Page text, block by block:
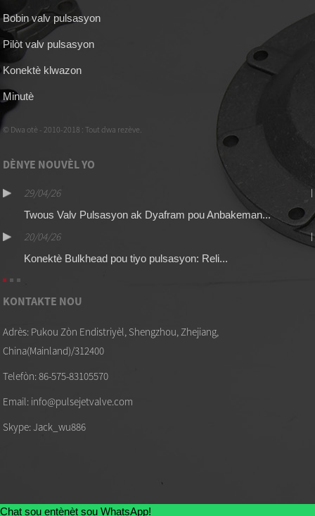
Bobin valv pulsasyon
Pilòt valv pulsasyon
Konektè klwazon
Minutè
© Dwa otè - 2010-2018 : Tout dwa rezève.
DÈNYE NOUVÈL YO
29/04/26
Twous Valv Pulsasyon ak Dyafram pou Anbakeman...
20/04/26
Konektè Bulkhead pou tiyo pulsasyon: Reli...
KONTAKTE NOU
Adrès: Pukou Zòn Endistriyèl, Shengzhou, Zhejiang,
China(Mainland)/312400
Telefòn: 86-575-83105570
Email: info@pulsejetvalve.com
Skype: Jack_wu886
Chat sou entènèt sou WhatsApp!